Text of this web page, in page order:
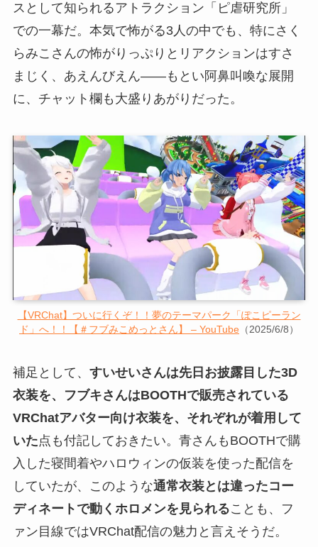
スとして知られるアトラクション「ピ虐研究所」
での一幕だ。本気で怖がる3人の中でも、特にさく
らみこさんの怖がりっぷりとリアクションはすさ
まじく、あえんびえん――もとい阿鼻叫喚な展開
に、チャット欄も大盛りあがりだった。
【VRChat】ついに行くぞ！！夢のテーマパーク「ぽこピーラン
ド」へ！！【＃フブみこめっとさん】 – YouTube （2025/6/8）
補足として、 すいせいさんは先日お披露目した3D
衣装を、フブキさんはBOOTHで販売されている
VRChatアバター向け衣装を、それぞれが着用して
いた点も付記しておきたい。青さんもBOOTHで購
入した寝間着やハロウィンの仮装を使った配信を
していたが、このような通常衣装とは違ったコー
ディネートで動くホロメンを見られることも、フ
ァン目線ではVRChat配信の魅力と言えそうだ。